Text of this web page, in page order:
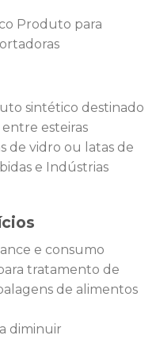
Produto para
sintético destinado
esteiras
de vidro ou latas de
e Indústrias
e consumo
tratamento de
de alimentos
diminuir